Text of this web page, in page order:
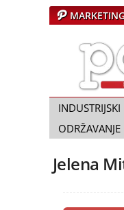
a
p
i
P
d
o
Jelena